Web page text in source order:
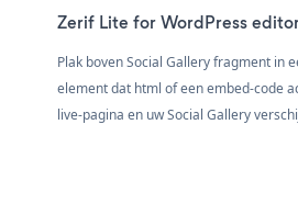
Zerif Lite for WordPress
Plak boven Social Gallery fragment in
element dat html of een embed-code
live-pagina en uw Social Gallery